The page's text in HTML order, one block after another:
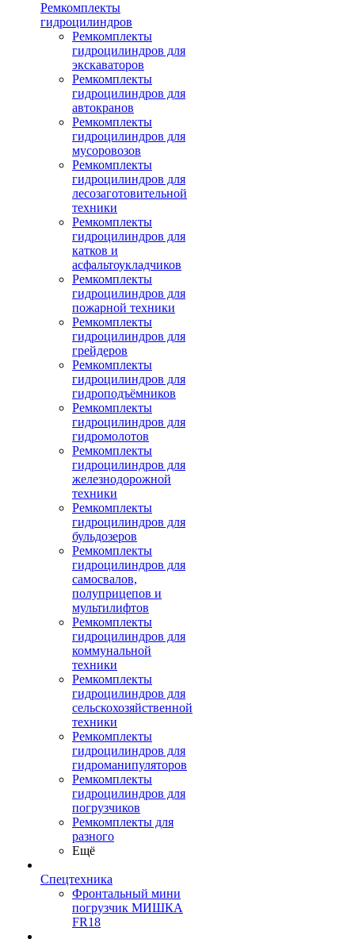
Ремкомплекты
гидроцилиндров
Ремкомплекты
гидроцилиндров для
экскаваторов
Ремкомплекты
гидроцилиндров для
автокранов
Ремкомплекты
гидроцилиндров для
мусоровозов
Ремкомплекты
гидроцилиндров для
лесозаготовительной
техники
Ремкомплекты
гидроцилиндров для
катков и
асфальтоукладчиков
Ремкомплекты
гидроцилиндров для
пожарной техники
Ремкомплекты
гидроцилиндров для
грейдеров
Ремкомплекты
гидроцилиндров для
гидроподъёмников
Ремкомплекты
гидроцилиндров для
гидромолотов
Ремкомплекты
гидроцилиндров для
железнодорожной
техники
Ремкомплекты
гидроцилиндров для
бульдозеров
Ремкомплекты
гидроцилиндров для
самосвалов,
полуприцепов и
мультилифтов
Ремкомплекты
гидроцилиндров для
коммунальной
техники
Ремкомплекты
гидроцилиндров для
сельскохозяйственной
техники
Ремкомплекты
гидроцилиндров для
гидроманипуляторов
Ремкомплекты
гидроцилиндров для
погрузчиков
Ремкомплекты для
разного
Ещё
Спецтехника
Фронтальный мини
погрузчик МИШКА
FR18